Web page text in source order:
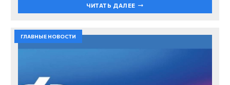
ЧИТАТЬ ДАЛЕЕ
ГЛАВНЫЕ НОВОСТИ